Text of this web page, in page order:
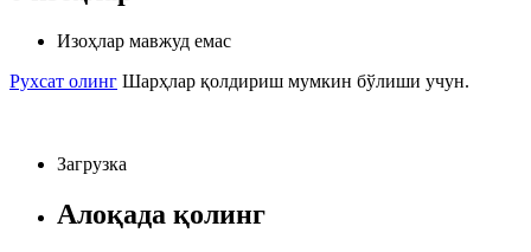
Изоҳлар мавжуд емас
Рухсат олинг Шарҳлар қолдириш мумкин бўлиши учун.
Загрузка
Алоқада қолинг